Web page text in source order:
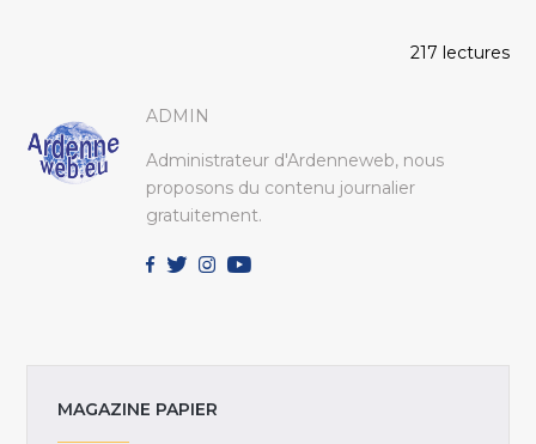
217 lectures
ADMIN
Administrateur d'Ardenneweb, nous
proposons du contenu journalier
gratuitement.
MAGAZINE PAPIER